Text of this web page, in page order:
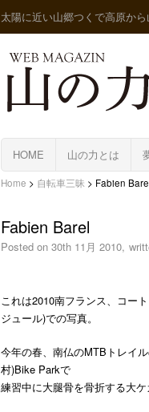
太陽に近い山郷つくで高原か
HOME 山の力とは
Home > 自転車三昧 > Fabien
Fabien Barel
Posted on 30th 11月 2010,
これは2010南フランス、コー
ジュール)での写真。
今年の春、南仏のMTBトレイ
村)Bike Parkで
練習中に大腿骨を骨折する大ケ